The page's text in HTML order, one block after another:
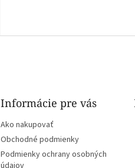
Informácie pre vás
Ako nakupovať
Obchodné podmienky
Podmienky ochrany osobných